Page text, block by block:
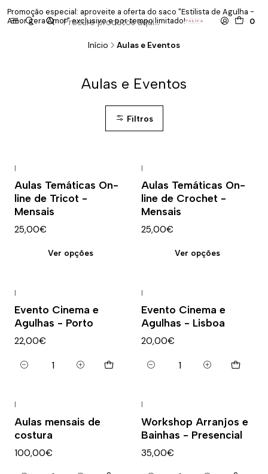
0
Promoção especial: aproveite a oferta do saco "Estilista de Agulha -
Amor gera Amor" exclusivo e por tempo limitado!
Início Aulas e Eventos
Aulas e Eventos
Filtros
|
Aulas Temáticas On-
line de Tricot -
Mensais
25,00€
Ver opções
|
Aulas Temáticas On-
line de Crochet -
Mensais
25,00€
Ver opções
|
Evento Cinema e
Agulhas - Porto
22,00€
Quantidade
|
Evento Cinema e
Agulhas - Lisboa
20,00€
Quantidade
|
Aulas mensais de
costura
100,00€
|
Workshop Arranjos e
Bainhas - Presencial
35,00€